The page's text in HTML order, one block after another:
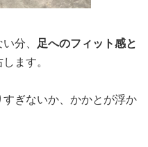
分、 足へのフィット感と
ます。
ぎないか、かかとが浮か